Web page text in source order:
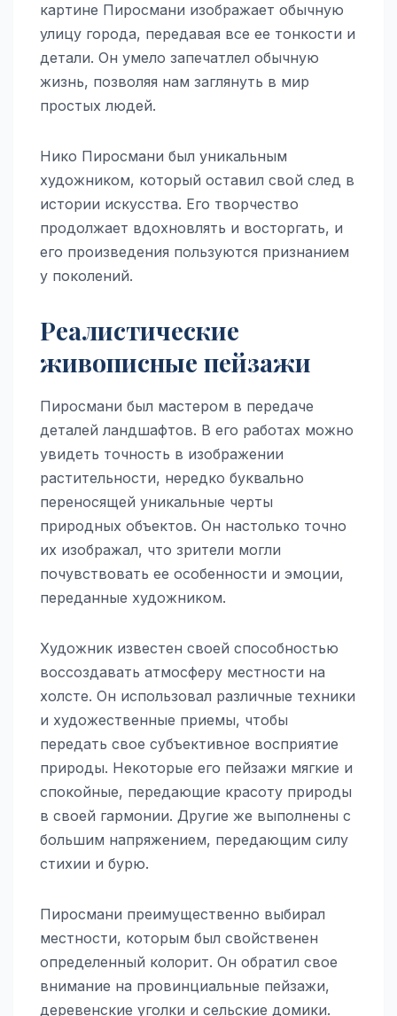
картине Пиросмани изображает обычную
улицу города, передавая все ее тонкости и
детали. Он умело запечатлел обычную
жизнь, позволяя нам заглянуть в мир
простых людей.
Нико Пиросмани был уникальным
художником, который оставил свой след в
истории искусства. Его творчество
продолжает вдохновлять и восторгать, и
его произведения пользуются признанием
у поколений.
Реалистические
живописные пейзажи
Пиросмани был мастером в передаче
деталей ландшафтов. В его работах можно
увидеть точность в изображении
растительности, нередко буквально
переносящей уникальные черты
природных объектов. Он настолько точно
их изображал, что зрители могли
почувствовать ее особенности и эмоции,
переданные художником.
Художник известен своей способностью
воссоздавать атмосферу местности на
холсте. Он использовал различные техники
и художественные приемы, чтобы
передать свое субъективное восприятие
природы. Некоторые его пейзажи мягкие и
спокойные, передающие красоту природы
в своей гармонии. Другие же выполнены с
большим напряжением, передающим силу
стихии и бурю.
Пиросмани преимущественно выбирал
местности, которым был свойственен
определенный колорит. Он обратил свое
внимание на провинциальные пейзажи,
деревенские уголки и сельские домики.